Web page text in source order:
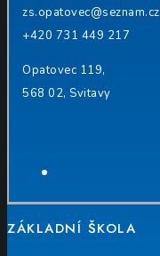
zs.opatovec@seznam.cz
+420 731 449 217
Opatovec 119,
568 02, Svitavy
ZÁKLADNÍ ŠKOLA